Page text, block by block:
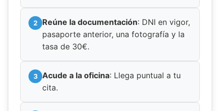
Reúne la documentación: DNI en vigor,
pasaporte anterior, una fotografía y la
tasa de 30€.
Acude a la oficina: Llega puntual a tu
cita.